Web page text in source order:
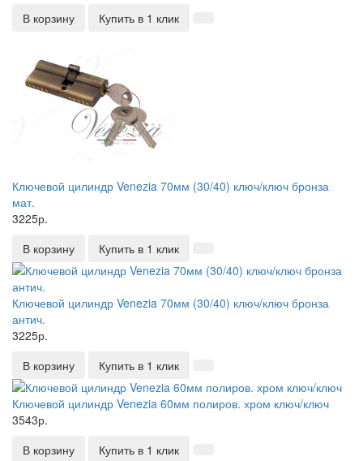
В корзину
Купить в 1 клик
Ключевой цилиндр Venezia 70мм (30/40) ключ/ключ бронза
мат.
3225р.
В корзину
Купить в 1 клик
Ключевой цилиндр Venezia 70мм (30/40) ключ/ключ бронза
антич.
3225р.
В корзину
Купить в 1 клик
Ключевой цилиндр Venezia 60мм полиров. хром ключ/ключ
3543р.
В корзину
Купить в 1 клик